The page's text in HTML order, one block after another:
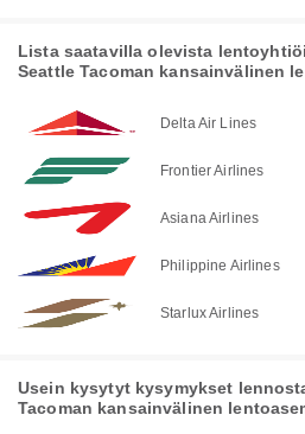
Lista saatavilla olevista
Seattle Tacoman kansainvälinen
Delta Air Lines
Frontier Airlines
Asiana Airlines
Philippine Airlines
Starlux Airlines
Usein kysytyt kysymykset
Tacoman kansainvälinen